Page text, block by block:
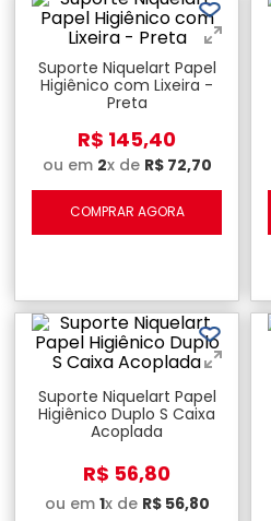
Suporte Niquelart Papel
Higiênico com Lixeira -
Preta
R$ 145,40
ou em 2x de R$ 72,70
COMPRAR AGORA
Suporte Niquelart Papel
Higiênico Duplo S Caixa
Acoplada
R$ 56,80
ou em 1x de R$ 56,80